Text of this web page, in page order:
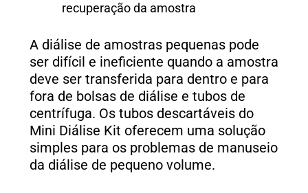
recuperação da amostra
A diálise de amostras pequenas pode
ser difícil e ineficiente quando a amostra
deve ser transferida para dentro e para
fora de bolsas de diálise e tubos de
centrífuga. Os tubos descartáveis do
Mini Diálise Kit oferecem uma solução
simples para os problemas de manuseio
da diálise de pequeno volume.